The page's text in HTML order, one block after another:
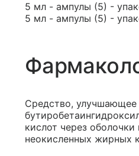
5 мл - ампулы (5) -
5 мл - ампулы (5) -
Средство, улучшающее
кислот через
неокисленных жирных